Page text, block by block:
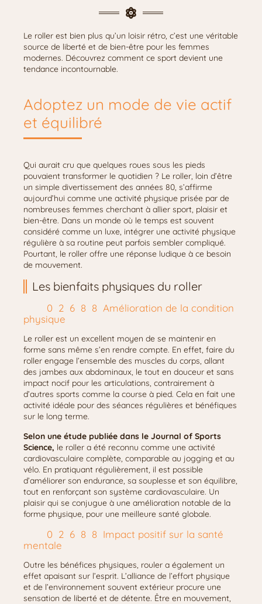
Le roller est bien plus qu’un loisir rétro, c’est une véritable
source de liberté et de bien-être pour les femmes
modernes. Découvrez comment ce sport devient une
tendance incontournable.
Adoptez un mode de vie actif
et équilibré
Qui aurait cru que quelques roues sous les pieds
pouvaient transformer le quotidien ? Le roller, loin d’être
un simple divertissement des années 80, s’affirme
aujourd’hui comme une activité physique prisée par de
nombreuses femmes cherchant à allier sport, plaisir et
bien-être. Dans un monde où le temps est souvent
considéré comme un luxe, intégrer une activité physique
régulière à sa routine peut parfois sembler compliqué.
Pourtant, le roller offre une réponse ludique à ce besoin
de mouvement.
Les bienfaits physiques du roller
Amélioration de la condition
physique
Le roller est un excellent moyen de se maintenir en
forme sans même s’en rendre compte. En effet, faire du
roller engage l’ensemble des muscles du corps, allant
des jambes aux abdominaux, le tout en douceur et sans
impact nocif pour les articulations, contrairement à
d’autres sports comme la course à pied. Cela en fait une
activité idéale pour des séances régulières et bénéfiques
sur le long terme.
Selon une étude publiée dans le Journal of Sports
Science, le roller a été reconnu comme une activité
cardiovasculaire complète, comparable au jogging et au
vélo. En pratiquant régulièrement, il est possible
d’améliorer son endurance, sa souplesse et son équilibre,
tout en renforçant son système cardiovasculaire. Un
plaisir qui se conjugue à une amélioration notable de la
forme physique, pour une meilleure santé globale.
Impact positif sur la santé
mentale
Outre les bénéfices physiques, rouler a également un
effet apaisant sur l’esprit. L’alliance de l’effort physique
et de l’environnement souvent extérieur procure une
sensation de liberté et de détente. Être en mouvement,